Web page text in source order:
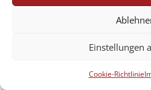
Einstellungen
Cookie-Richtlinie